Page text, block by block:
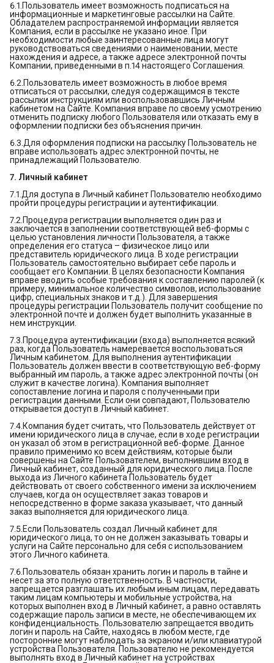
6.1.Пользователь имеет возможность подписаться на
информационные и маркетинговые рассылки на Сайте.
Обладателем распространяемой информации является
Компания, если в рассылке не указано иное. При
необходимости любые заинтересованные лица могут
руководствоваться сведениями о наименовании, месте
нахождения и адресе, а также адресе электронной почты
Компании, приведенными в п.14 настоящего Соглашения.
6.2.Пользователь имеет возможность в любое время
отписаться от рассылки, следуя содержащимся в тексте
рассылки инструкциям или воспользовавшись Личным
кабинетом на Сайте. Компания вправе по своему усмотрению
отменить подписку любого Пользователя или отказать ему в
оформлении подписки без объяснения причин.
6.3.Для оформления подписки на рассылку Пользователь не
вправе использовать адрес электронной почты, не
принадлежащий Пользователю.
7. Личный кабинет
7.1.Для доступа в Личный кабинет Пользователю необходимо
пройти процедуры регистрации и аутентификации.
7.2.Процедура регистрации выполняется один раз и
заключается в заполнении соответствующей веб-формы с
целью установления личности Пользователя, а также
определения его статуса – физическое лицо или
представитель юридического лица. В ходе регистрации
Пользователь самостоятельно выбирает себе пароль и
сообщает его Компании. В целях безопасности Компания
вправе вводить особые требования к составлению паролей (к
примеру, минимальное количество символов, использование
цифр, специальных знаков и т.д.). Для завершения
процедуры регистрации Пользователь получит сообщение по
электронной почте и должен будет выполнить указанные в
нем инструкции.
7.3.Процедура аутентификации (входа) выполняется всякий
раз, когда Пользователь намеревается воспользоваться
Личным кабинетом. Для выполнения аутентификации
Пользователь должен ввести в соответствующую веб-форму
выбранный им пароль, а также адрес электронной почты (он
служит в качестве логина). Компания выполняет
сопоставление логина и пароля с полученными при
регистрации данными. Если они совпадают, Пользователю
открывается доступ в Личный кабинет.
7.4.Компания будет считать, что Пользователь действует от
имени юридического лица в случае, если в ходе регистрации
он указал об этом в регистрационной веб-форме. Данное
правило применимо ко всем действиям, которые были
совершены на Сайте Пользователем, выполнившим вход в
Личный кабинет, созданный для юридического лица. После
выхода из Личного кабинета Пользователь будет
действовать от своего собственного имени за исключением
случаев, когда он осуществляет заказ товаров и
непосредственно в форме заказа указывает, что данный
заказ выполняется для юридического лица.
7.5.Если Пользователь создал Личный кабинет для
юридического лица, то он не должен заказывать товары и
услуги на Сайте персонально для себя с использованием
этого Личного кабинета.
7.6.Пользователь обязан хранить логин и пароль в тайне и
несет за это полную ответственность. В частности,
запрещается разглашать их любым иным лицам, передавать
таким лицам компьютеры и мобильные устройства, на
которых выполнен вход в Личный кабинет, а равно оставлять
содержащие пароль записи в месте, не обеспечивающем их
конфиденциальность. Пользователю запрещается вводить
логин и пароль на Сайте, находясь в любом месте, где
посторонние могут наблюдать за экраном и/или клавиатурой
устройства Пользователя. Пользователю не рекомендуется
выполнять вход в Личный кабинет на устройствах